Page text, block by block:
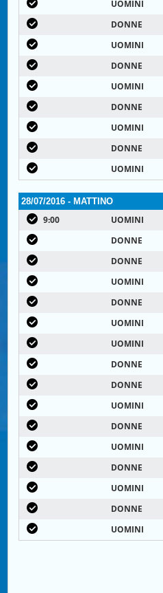
UOMINI
DONNE
UOMINI
DONNE
UOMINI
DONNE
UOMINI
DONNE
UOMINI
28/07/2016 - MATTINO
9:00 UOMINI
DONNE
DONNE
UOMINI
DONNE
UOMINI
UOMINI
DONNE
DONNE
UOMINI
DONNE
UOMINI
DONNE
UOMINI
DONNE
UOMINI